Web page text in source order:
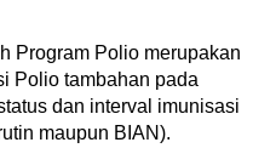
Program Polio merupakan
Polio tambahan pada
dan interval imunisasi
maupun BIAN).